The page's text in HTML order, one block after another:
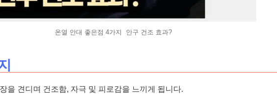
온열 안대 좋은점 4가지 안구 건조 효과?
을 견디며 건조함, 자극 및 피로감을 느끼게 됩니다.